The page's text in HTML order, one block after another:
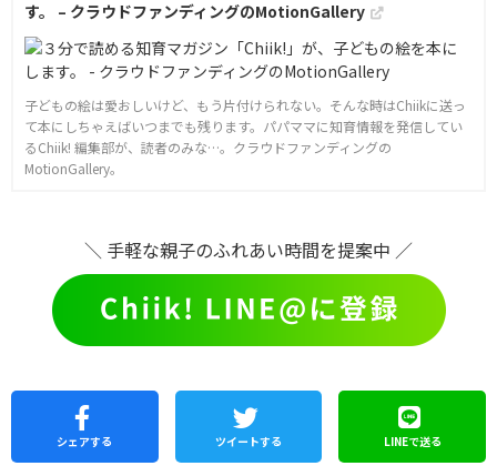
す。 – クラウドファンディングのMotionGallery
子どもの絵は愛おしいけど、もう片付けられない。そんな時はChiikに送っ
て本にしちゃえばいつまでも残ります。パパママに知育情報を発信してい
るChiik! 編集部が、読者のみな…。クラウドファンディングの
MotionGallery。
＼ 手軽な親子のふれあい時間を提案中 ／
シェアする ツイートする LINEで送る